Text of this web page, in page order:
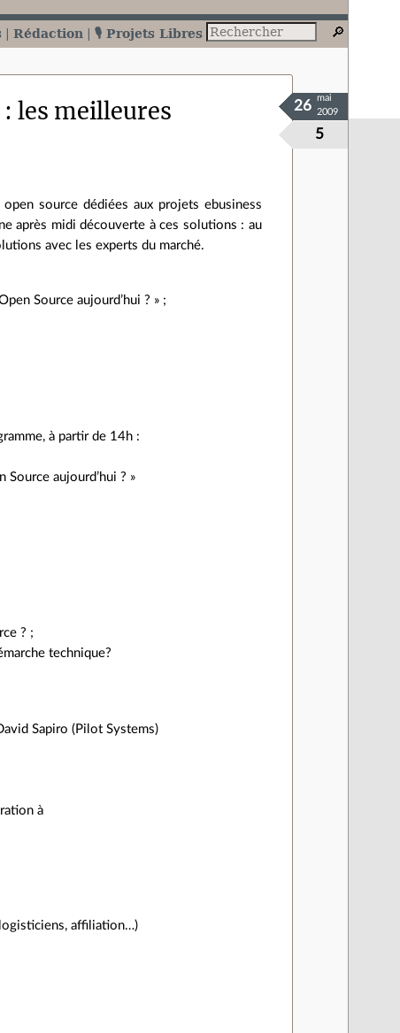
Rédaction 🎙️ Projets Libres
les meilleures
5
26
mai
2009
source dédiées aux projets ebusiness
après midi découverte à ces solutions : au
avec les experts du marché.
Source aujourd’hui ? » ;
à partir de 14h :
Source aujourd’hui ? »
? ;
technique?
Sapiro (Pilot Systems)
à
affiliation…)